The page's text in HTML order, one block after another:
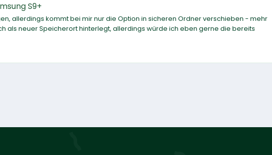
S9+
allerdings kommt bei mir nur die Option in sicheren Ordner verschieben - mehr
als neuer Speicherort hinterlegt, allerdings würde ich eben gerne die bereits